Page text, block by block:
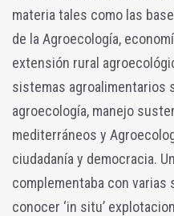
materia tales como las
de la Agroecología,
extensión rural
sistemas agroalimentarios
agroecología, manejo
mediterráneos y
ciudadanía y democracia.
complementaba con varias
conocer ‘in situ’